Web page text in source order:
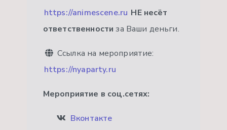
https://animescene.ru НЕ несёт
ответственности за Ваши деньги.
Ссылка на мероприятие:
https://nyaparty.ru
Мероприятие в соц.сетях:
Вконтакте